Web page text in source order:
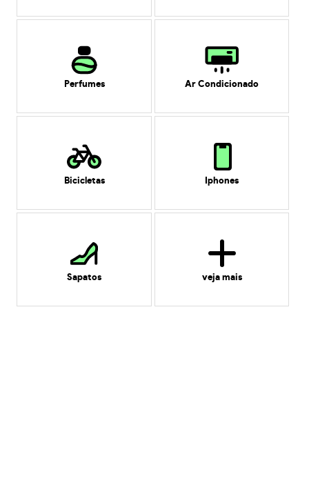
Perfumes Ar Condicionado
Bicicletas Iphones
Sapatos veja mais